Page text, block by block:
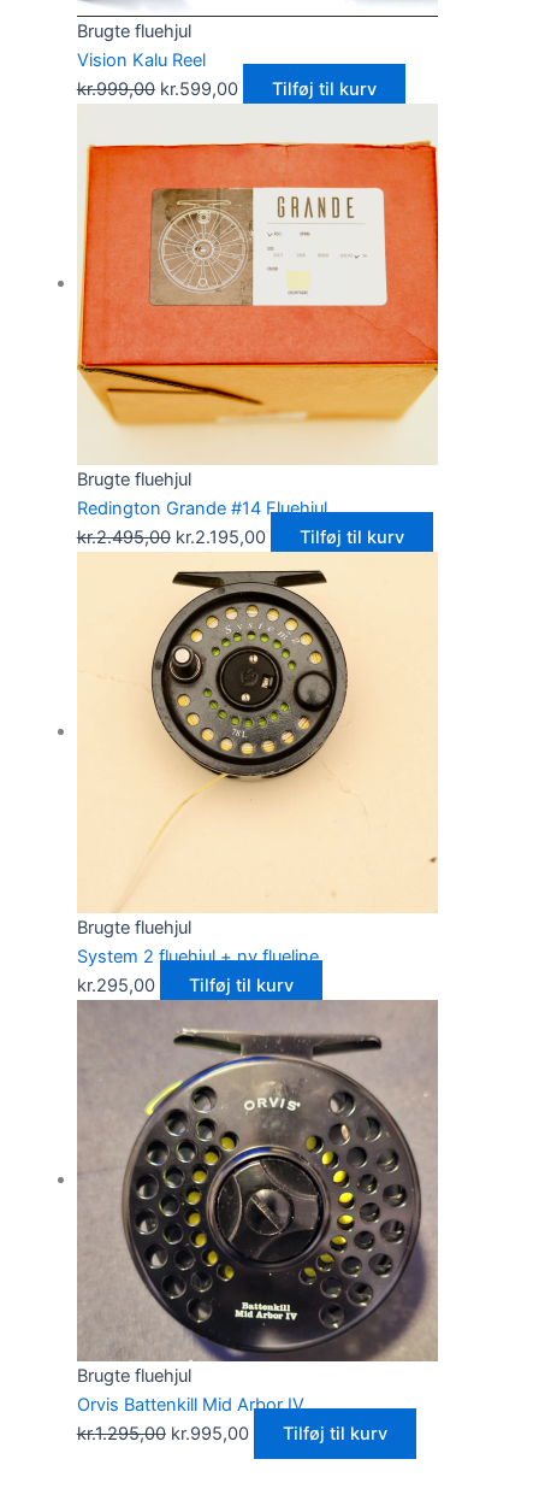
Brugte fluehjul
Vision Kalu Reel
kr.999,00 kr.599,00 Tilføj til kurv
Brugte fluehjul
Redington Grande #14 Fluehjul
kr.2.495,00 kr.2.195,00 Tilføj til kurv
Brugte fluehjul
System 2 fluehjul + ny flueline
kr.295,00 Tilføj til kurv
Brugte fluehjul
Orvis Battenkill Mid Arbor IV
kr.1.295,00 kr.995,00 Tilføj til kurv